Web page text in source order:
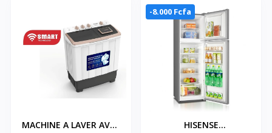
CLAIR/220V/FUZZY
CONTROL
MACHINE A LAVER AVEC
-8.000 Fcfa
HISENSE